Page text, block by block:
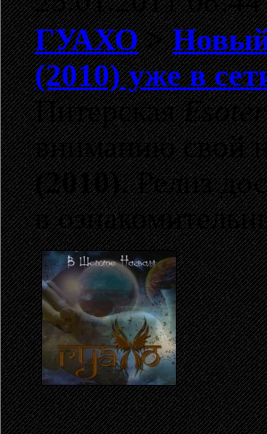
ГУАХО>
(2010) уже в
Питерская
вниманию свой
(2010). Релиз
в